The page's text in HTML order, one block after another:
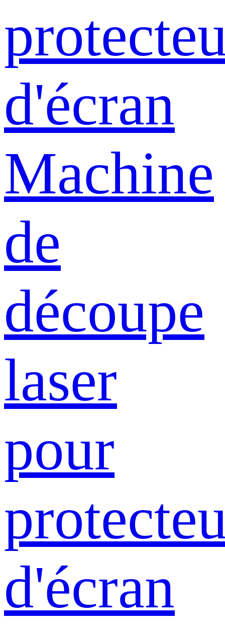
d'écran
Machine
de
découpe
laser
pour
d'écran